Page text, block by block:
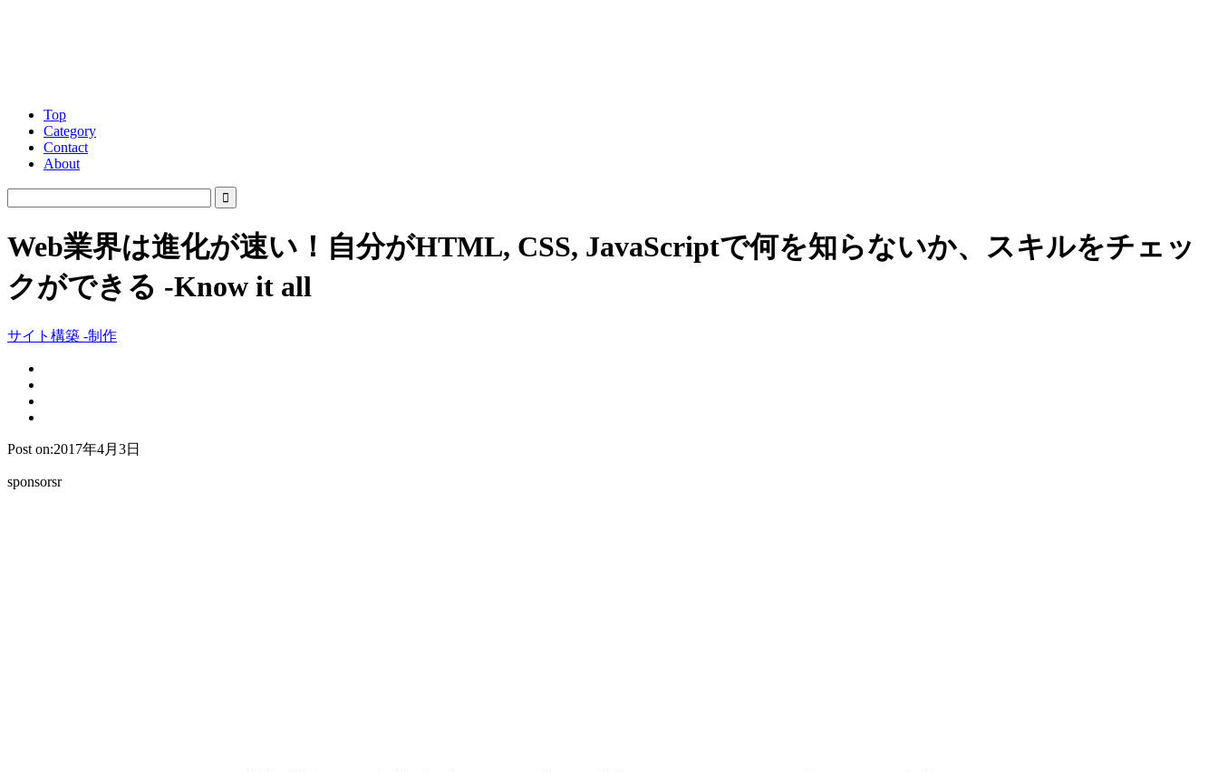
Top
Category
Contact
About
Web業界は進化が速い！自分がHTML, CSS, JavaScriptで何を知らないか、スキルをチェッ
クができる -Know it all
サイト構築 -制作
Post on:2017年4月3日
sponsorsr